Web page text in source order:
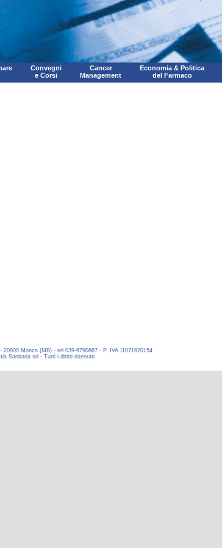
Convegni
e Corsi
Cancer
Management
Economia & Politica
del Farmaco
Monza (MB) - tel 039-6790867 - P. IVA 11071620154
Sanitaria srl - Tutti i diritti riservati